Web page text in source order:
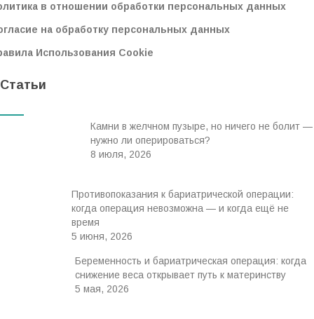
в отношении обработки персональных данных
на обработку персональных данных
Использования Cookie
Статьи
Камни в желчном пузыре, но ничего не болит —
нужно ли оперироваться?
8 июля, 2026
Противопоказания к бариатрической операции:
когда операция невозможна — и когда ещё не
время
5 июня, 2026
Беременность и бариатрическая операция: когда
снижение веса открывает путь к материнству
5 мая, 2026